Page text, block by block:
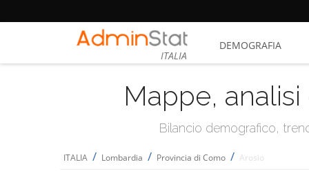
ITALIA
DEMOGRAFIA
Mappe,
Bilancio demografico,
ITALIA / Lombardia / Provincia di Como / Arosio